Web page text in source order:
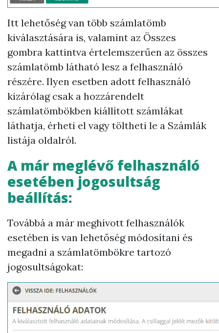
Itt lehetőség van több számlatömb
kiválasztására is, valamint az Összes
gombra kattintva értelemszerűen az összes
számlatömb látható lesz a felhasználó
részére. Ilyen esetben adott felhasználó
kizárólag csak a hozzárendelt
számlatömbökben kiállított számlákat
láthatja, érheti el vagy töltheti le a Számlák
listája oldalról.
A már meglévő felhasználó
esetében jogosultság
beállítás:
Továbbá a már meghívott felhasználók
esetében is van lehetőség módosítani és
megadni a számlatömbökre tartozó
jogosultságokat: